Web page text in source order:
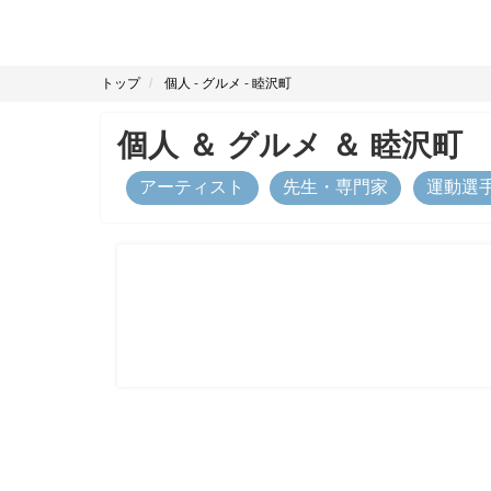
トップ 個人 - グルメ - 睦沢町
個人 ＆ グルメ ＆ 睦沢町
アーティスト 先生・専門家 運動選